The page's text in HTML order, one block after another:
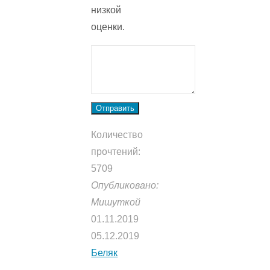
низкой
оценки.
Отправить
Количество
прочтений:
5709
Опубликовано:
Мишуткой
01.11.2019
05.12.2019
Беляк